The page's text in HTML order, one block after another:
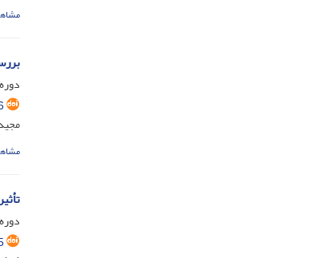
دوره 13، شماره 50، اسفند 1396، صفحه
دوره 13، شماره 50، اسفند 1396، صفحه